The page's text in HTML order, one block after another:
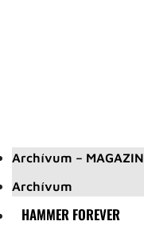
Archívum – MAGAZIN
Archívum
HAMMER FOREVER